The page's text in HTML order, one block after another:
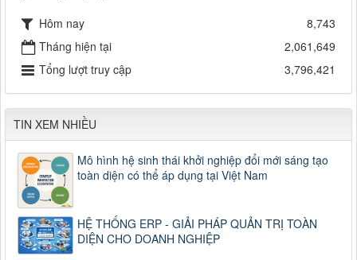
Hôm nay
8,743
Tháng hiện tại
2,061,649
Tổng lượt truy cập
3,796,421
TIN XEM NHIỀU
Mô hình hệ sinh thái khởi nghiệp đổi mới sáng tạo
toàn diện có thể áp dụng tại Việt Nam
HỆ THỐNG ERP - GIẢI PHÁP QUẢN TRỊ TOÀN
DIỆN CHO DOANH NGHIỆP